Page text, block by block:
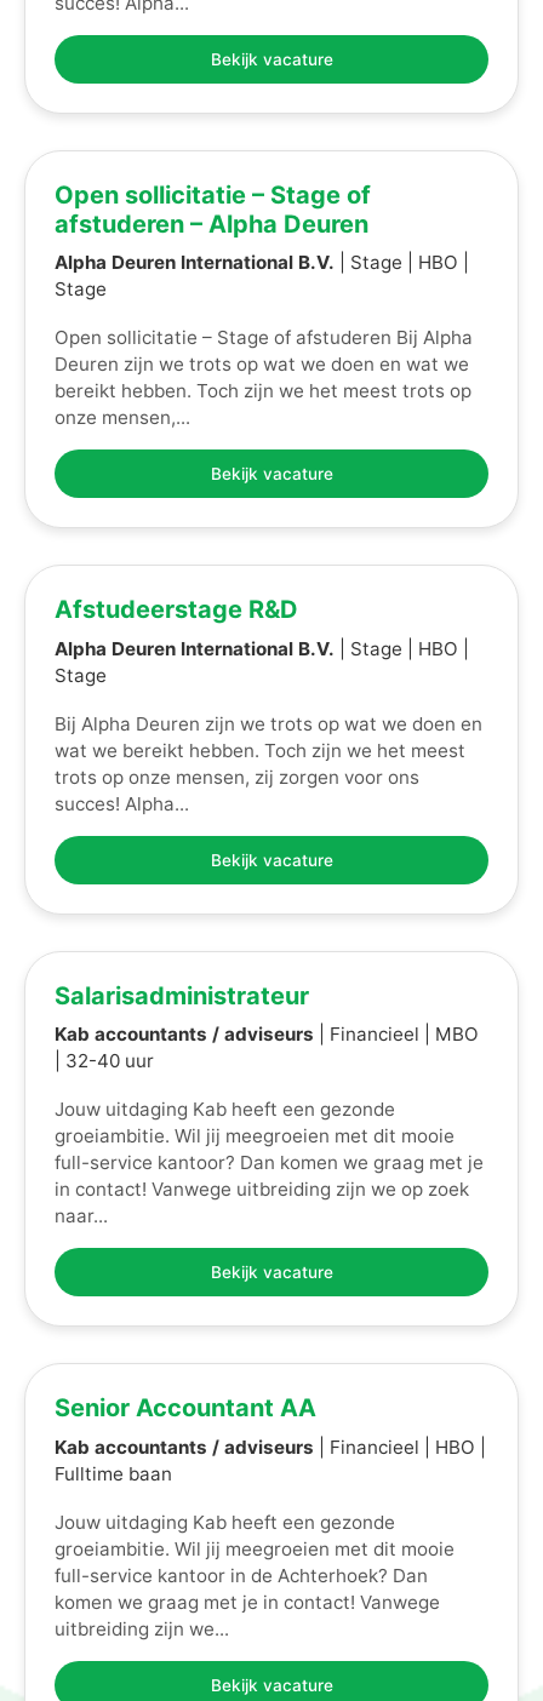
Bekijk vacature
Open sollicitatie – Stage of
afstuderen – Alpha Deuren
Alpha Deuren International B.V. | Stage | HBO |
Stage
Open sollicitatie – Stage of afstuderen Bij Alpha
Deuren zijn we trots op wat we doen en wat we
bereikt hebben. Toch zijn we het meest trots op
onze mensen,...
Bekijk vacature
Afstudeerstage R&D
Alpha Deuren International B.V. | Stage | HBO |
Stage
Bij Alpha Deuren zijn we trots op wat we doen en
wat we bereikt hebben. Toch zijn we het meest
trots op onze mensen, zij zorgen voor ons
succes! Alpha...
Bekijk vacature
Salarisadministrateur
Kab accountants / adviseurs | Financieel | MBO
| 32-40 uur
Jouw uitdaging Kab heeft een gezonde
groeiambitie. Wil jij meegroeien met dit mooie
full-service kantoor? Dan komen we graag met je
in contact! Vanwege uitbreiding zijn we op zoek
naar...
Bekijk vacature
Senior Accountant AA
Kab accountants / adviseurs | Financieel | HBO |
Fulltime baan
Jouw uitdaging Kab heeft een gezonde
groeiambitie. Wil jij meegroeien met dit mooie
full-service kantoor in de Achterhoek? Dan
komen we graag met je in contact! Vanwege
uitbreiding zijn we...
Bekijk vacature